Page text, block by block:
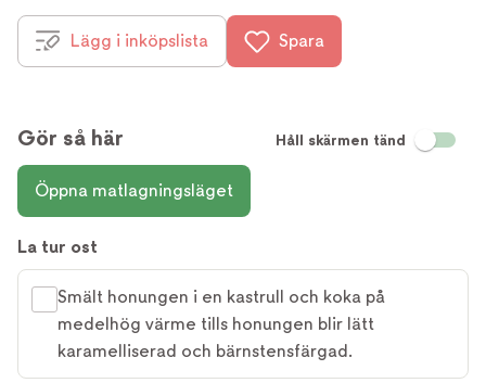
Lägg i inköpslista Spara
Gör så här Håll skärmen tänd
Öppna matlagningsläget
La tur ost
Smält honungen i en kastrull och koka på
medelhög värme tills honungen blir lätt
karamelliserad och bärnstensfärgad.